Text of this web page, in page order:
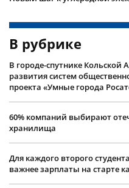
В рубрике
В городе-спутнике Кольской
развития систем
проекта «Умные города
60% компаний выбирают
хранилища
Для каждого второго
важнее зарплаты на старте